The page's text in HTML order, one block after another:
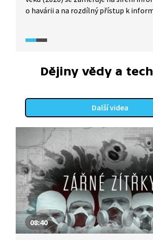
o havárii a na rozdílný přístup k
výpovědi likvidátora černobylské
Dějiny vědy a
Další videa
08:40